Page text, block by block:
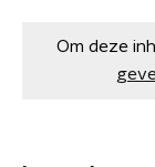
Om deze